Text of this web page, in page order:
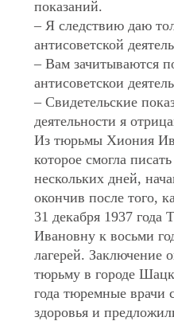
показаний.
– Я следствию даю
антисоветской
– Вам зачитываются
антисоветскои
– Свидетельские
деятельности я
Из тюрьмы Хиония
которое смогла
нескольких дней,
окончив после того,
31 декабря 1937
Ивановну к восьми
лагерей. Заключение
тюрьму в городе
года тюремные врачи
здоровья и